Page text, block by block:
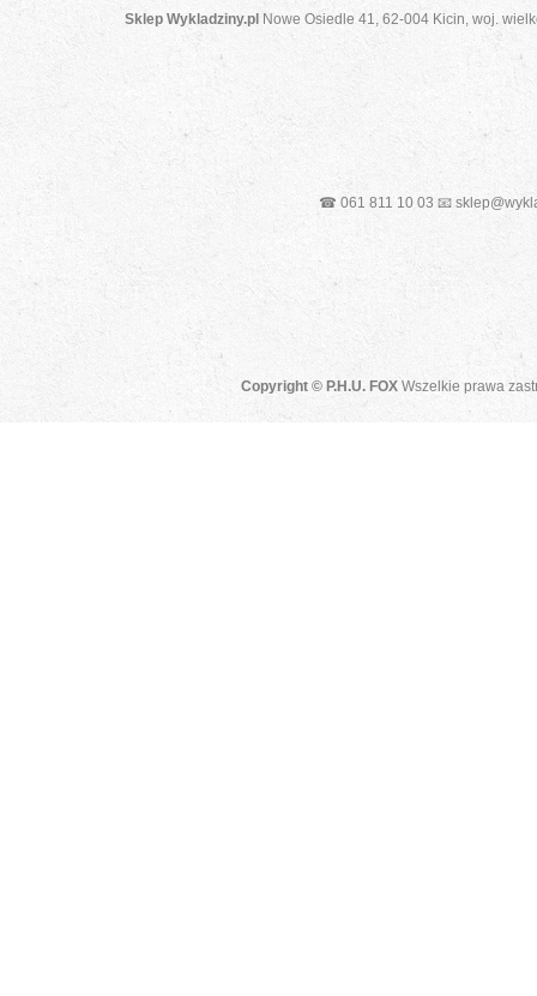
Sklep Wykladziny.pl Nowe Osiedle 41, 62-004 Kicin, woj.
☎ 061 811 10 03 📧
Copyright © P.H.U. FOX Wszelkie prawa